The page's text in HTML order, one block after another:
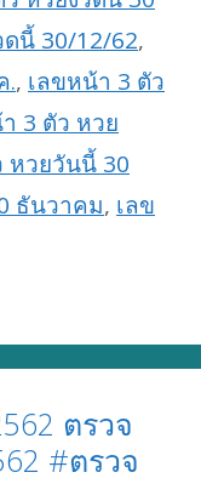
นี้ 30/12/62,
., เลขหน้า 3 ตัว
3 ตัว หวย
หวยวันนี้ 30
ธันวาคม, เลข
ตรวจ
#ตรวจ